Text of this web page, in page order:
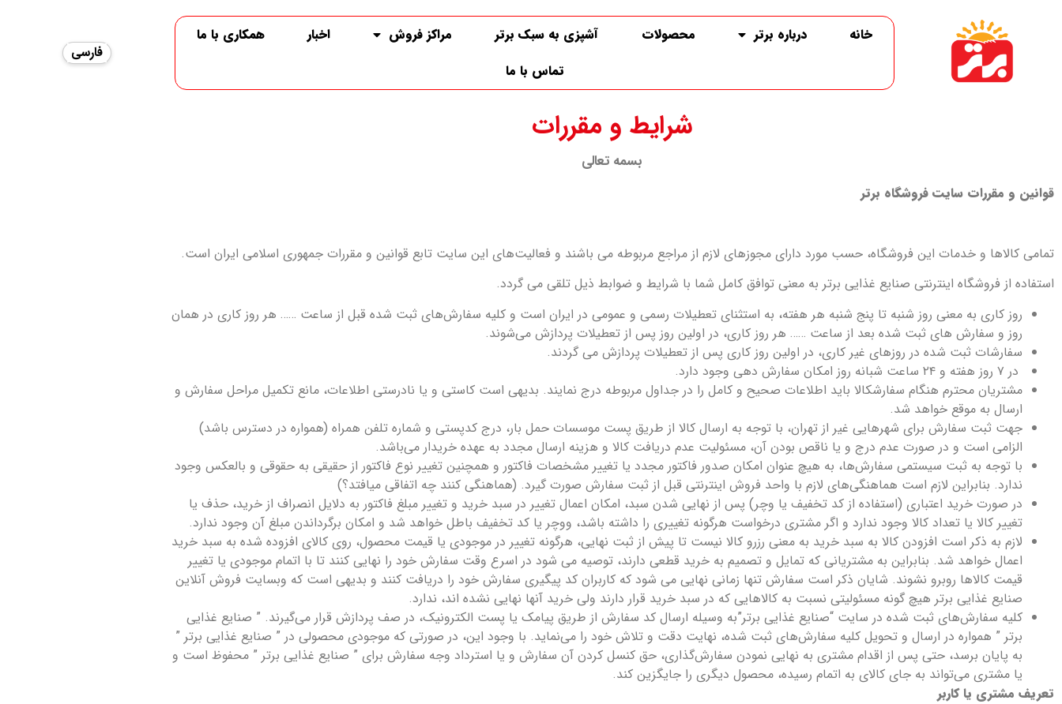
خانه درباره برتر محصولات آشپزی به سبک برتر مراکز فروش اخبار
همکاری با ما
تماس با ما
فارسی
شرایط و مقررات
بسمه تعالی
قوانین و مقررات سایت فروشگاه برتر
تمامی کالاها و خدمات این فروشگاه، حسب مورد دارای مجوزهای لازم از مراجع مربوطه می ‌باشند و فعالیت‌های این سایت تابع قوانین و مقررات جمهوری اسلامی ایران است.
استفاده از فروشگاه اینترنتی صنایع غذایی برتر به معنی توافق کامل شما با شرایط و ضوابط ذیل تلقی می گردد.
روز کاری به معنی روز شنبه تا پنج شنبه هر هفته، به استثنای تعطیلات رسمی و عمومی در ایران است و کلیه سفارش‏‌های ثبت شده قبل از ساعت …… هر روز کاری در همان
روز و سفارش های ثبت شده بعد از ساعت …… هر روز کاری، در اولین روز پس از تعطیلات پردازش می‌‏شوند.
سفارشات ثبت شده در روزهای غیر کاری، در اولین روز کاری پس از تعطیلات پردازش می گردند.
در ۷ روز هفته و ۲۴ ساعت شبانه روز امکان سفارش‌‏ دهی وجود دارد.
مشتریان محترم هنگام سفارشکالا باید اطلاعات صحیح و کامل را در جداول مربوطه درج نمایند. بدیهی است کاستی و یا نادرستی اطلاعات، مانع تکمیل مراحل سفارش و
ارسال به موقع خواهد شد.
جهت ثبت سفارش برای شهرهایی غیر از تهران، با توجه به ارسال کالا از طریق پست موسسات حمل بار، درج کدپستی و شماره تلفن همراه (همواره در دسترس باشد)
الزامی است و در صورت عدم درج و یا ناقص بودن آن، مسئولیت عدم دریافت کالا و هزینه ارسال مجدد به عهده خریدار می‌باشد.
با توجه به ثبت سیستمی سفارش‌ها، به هیچ عنوان امکان صدور فاکتور مجدد یا تغییر مشخصات فاکتور و همچنین تغییر نوع فاکتور از حقیقی به حقوقی و بالعکس وجود
ندارد. بنابراین لازم است هماهنگی‌های لازم با واحد فروش اینترنتی قبل از ثبت سفارش صورت گیرد. (هماهنگی کنند چه اتفاقی میافتد؟)
در صورت خرید اعتباری (استفاده از کد تخفیف یا وچر) پس از نهایی شدن سبد، امکان اعمال تغییر در سبد خرید و تغییر مبلغ فاکتور به دلایل انصراف از خرید، حذف یا
تغییر کالا یا تعداد کالا وجود ندارد و اگر مشتری درخواست هرگونه تغییری را داشته باشد، ووچر یا کد تخفیف باطل خواهد شد و امکان برگرداندن مبلغ آن وجود ندارد.
لازم به ذکر است افزودن کالا به سبد خرید به معنی رزرو کالا نیست تا پیش از ثبت نهایی، هرگونه تغییر در موجودی یا قیمت محصول، روی کالای افزوده شده به سبد خرید
اعمال خواهد شد. بنابراین به مشتریانی که تمایل و تصمیم به خرید قطعی دارند، توصیه می شود در اسرع وقت سفارش خود را نهایی کنند تا با اتمام موجودی یا تغییر
قیمت کالاها روبرو نشوند. شایان ذکر است سفارش تنها زمانی نهایی می شود که کاربران کد پیگیری سفارش خود را دریافت کنند و بدیهی است که وبسایت فروش آنلاین
صنایع غذایی برتر هیچ گونه مسئولیتی نسبت به کالاهایی که در سبد خرید قرار دارند ولی خرید آنها نهایی نشده اند، ندارد.
کلیه سفارش‌‏های ثبت شده در سایت “صنایع غذایی برتر”به وسیله ارسال کد سفارش از طریق پیامک یا پست الکترونیک، در صف پردازش قرار می‏‌گیرند. ” صنایع غذایی
برتر ” همواره در ارسال و تحویل کلیه سفارش‌‏های ثبت شده، نهایت دقت و تلاش خود را می‏‌نماید. با وجود این، در صورتی که موجودی محصولی در ” صنایع غذایی برتر ”
به پایان برسد، حتی پس از اقدام مشتری به نهایی نمودن سفارش‌‏گذاری، حق کنسل کردن آن سفارش و یا استرداد وجه سفارش برای ” صنایع غذایی برتر ” محفوظ است و
یا مشتری می‏‌تواند به جای کالای به اتمام رسیده، محصول دیگری را جایگزین کند.
تعریف مشتری یا کاربر